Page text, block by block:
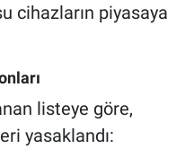
cihazların piyasaya
listeye göre,
yasaklandı: